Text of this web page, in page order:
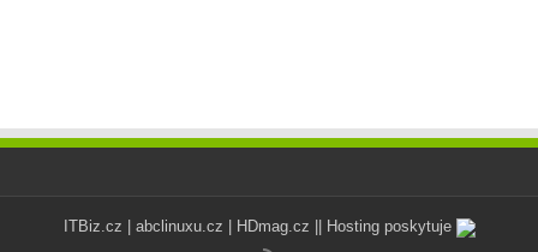
ITBiz.cz abclinuxu.cz HDmag.cz || Hosting poskytuje